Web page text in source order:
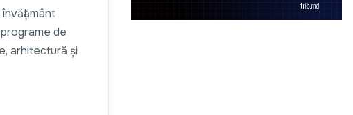
de
arhitectură și